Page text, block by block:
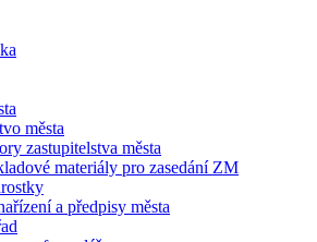
města
zastupitelstva města
materiály pro zasedání ZM
a předpisy města